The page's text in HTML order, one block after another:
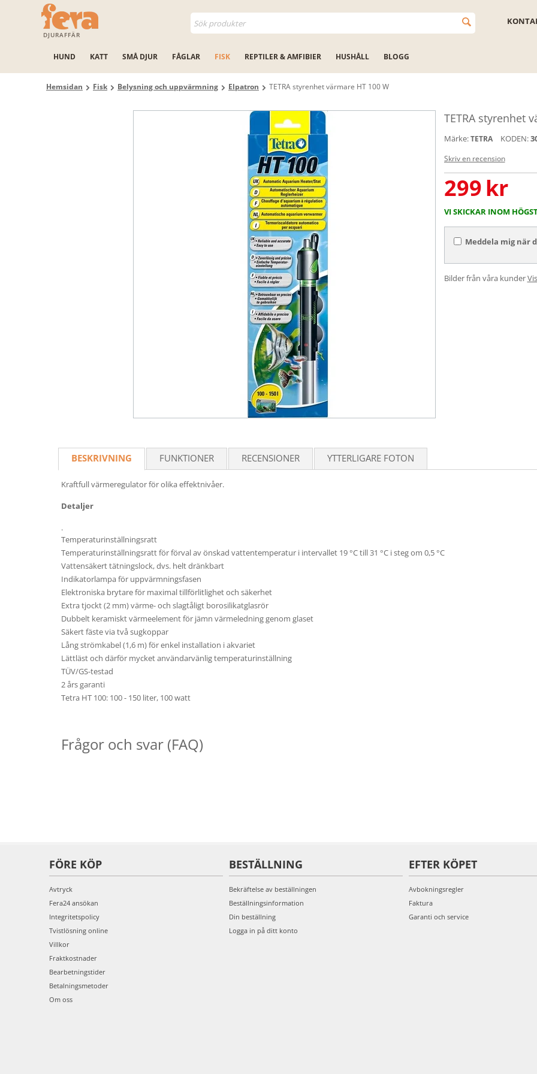
DJURAFFÄR
HUND KATT SMÅ DJUR FÅGLAR FISK REPTILER & AMFIBIER HUSHÅLL BLOGG
Hemsidan Fisk Belysning och uppvärmning Elpatron TETRA styrenhet värmare HT 100 W
TETRA styrenhet
Märke: TETRA KODEN:
Skriv en recension
299kr
VI SKICKAR INOM
Meddela mig när
Bilder från våra kunder
BESKRIVNING FUNKTIONER RECENSIONER YTTERLIGARE FOTON
Kraftfull värmeregulator för olika effektnivåer.
Detaljer
.
Temperaturinställningsratt
Temperaturinställningsratt för förval av önskad vattentemperatur i intervallet 19 °C till 31 °C i steg om 0,5 °C
Vattensäkert tätningslock, dvs. helt dränkbart
Indikatorlampa för uppvärmningsfasen
Elektroniska brytare för maximal tillförlitlighet och säkerhet
Extra tjockt (2 mm) värme- och slagtåligt borosilikatglasrör
Dubbelt keramiskt värmeelement för jämn värmeledning genom glaset
Säkert fäste via två sugkoppar
Lång strömkabel (1,6 m) för enkel installation i akvariet
Lättläst och därför mycket användarvänlig temperaturinställning
TÜV/GS-testad
2 års garanti
Tetra HT 100: 100 - 150 liter, 100 watt
Frågor och svar (FAQ)
FÖRE KÖP
Avtryck
Fera24 ansökan
Integritetspolicy
Tvistlösning online
Villkor
Fraktkostnader
Bearbetningstider
Betalningsmetoder
Om oss
BESTÄLLNING
Bekräftelse av beställningen
Beställningsinformation
Din beställning
Logga in på ditt konto
EFTER KÖPET
Avbokningsregler
Faktura
Garanti och service